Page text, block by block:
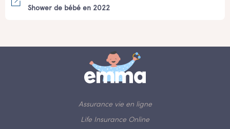
Shower de bébé en 2022
Assurance vie en ligne
Life Insurance Online